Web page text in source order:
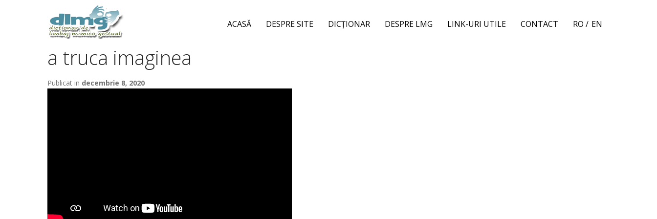
ACASĂ DESPRE SITE DICȚIONAR DESPRE LMG LINK-URI UTILE CONTACT RO / EN
a truca imaginea
Publicat in decembrie 8, 2020